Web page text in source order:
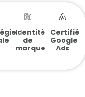
Identité
de
marque
Certifié
Google
Ads